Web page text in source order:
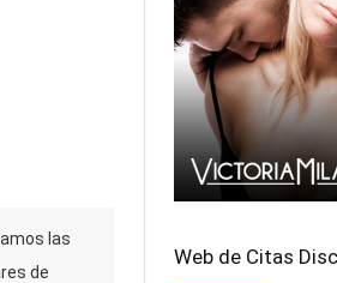
las
de
Web de Citas